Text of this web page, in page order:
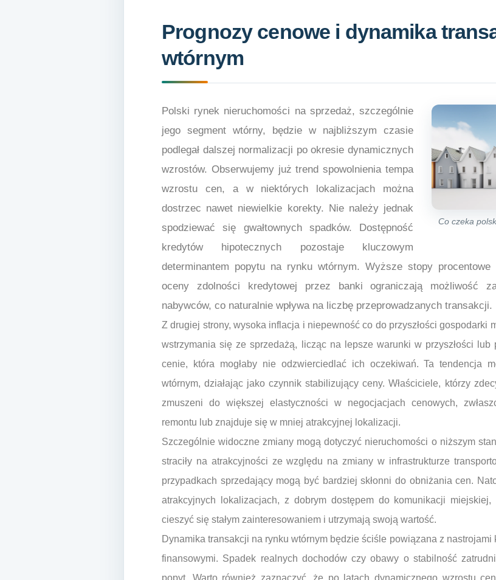
Prognozy cenowe i dynamika
wtórnym
Co czeka
Polski rynek nieruchomości na sprzedaż, szczególnie
jego segment wtórny, będzie w najbliższym czasie
podlegał dalszej normalizacji po okresie dynamicznych
wzrostów. Obserwujemy już trend spowolnienia tempa
wzrostu cen, a w niektórych lokalizacjach można
dostrzec nawet niewielkie korekty. Nie należy jednak
spodziewać się gwałtownych spadków. Dostępność
kredytów hipotecznych pozostaje kluczowym
determinantem popytu na rynku wtórnym. Wyższe stopy
oceny zdolności kredytowej przez banki ograniczają możliwość
nabywców, co naturalnie wpływa na liczbę przeprowadzanych transakcji.
Z drugiej strony, wysoka inflacja i niepewność co do przyszłości gospodarki
wstrzymania się ze sprzedażą, licząc na lepsze warunki w przyszłości
cenie, która mogłaby nie odzwierciedlać ich oczekiwań. Ta tendencja
wtórnym, działając jako czynnik stabilizujący ceny. Właściciele, którzy
zmuszeni do większej elastyczności w negocjacjach cenowych,
remontu lub znajduje się w mniej atrakcyjnej lokalizacji.
Szczególnie widoczne zmiany mogą dotyczyć nieruchomości o niższym
straciły na atrakcyjności ze względu na zmiany w infrastrukturze
przypadkach sprzedający mogą być bardziej skłonni do obniżania cen.
atrakcyjnych lokalizacjach, z dobrym dostępem do komunikacji
cieszyć się stałym zainteresowaniem i utrzymają swoją wartość.
Dynamika transakcji na rynku wtórnym będzie ściśle powiązana z
finansowymi. Spadek realnych dochodów czy obawy o stabilność